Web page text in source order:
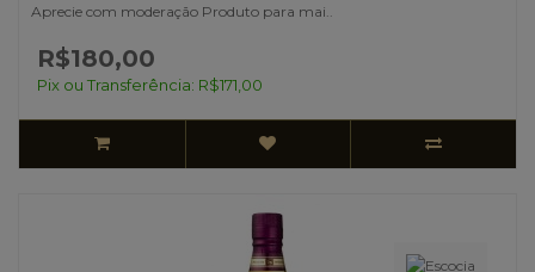
Aprecie com moderação Produto para mai..
R$180,00
Pix ou Transferência: R$171,00